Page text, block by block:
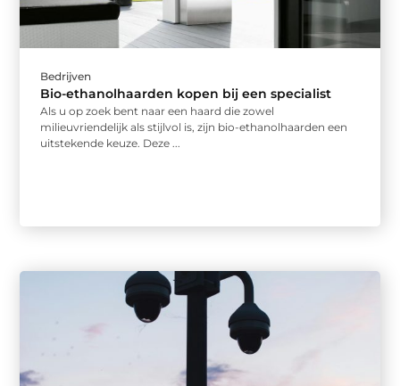
Bedrijven
Bio-ethanolhaarden kopen bij een specialist
Als u op zoek bent naar een haard die zowel
milieuvriendelijk als stijlvol is, zijn bio-ethanolhaarden een
uitstekende keuze. Deze ...